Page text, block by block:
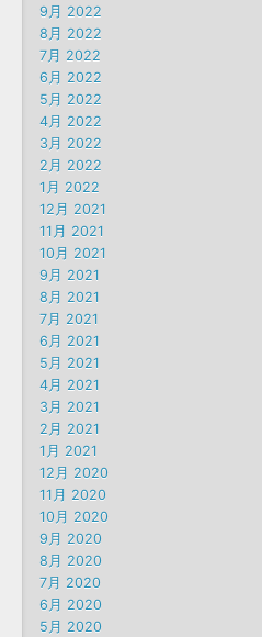
9月 2022
8月 2022
7月 2022
6月 2022
5月 2022
4月 2022
3月 2022
2月 2022
1月 2022
12月 2021
11月 2021
10月 2021
9月 2021
8月 2021
7月 2021
6月 2021
5月 2021
4月 2021
3月 2021
2月 2021
1月 2021
12月 2020
11月 2020
10月 2020
9月 2020
8月 2020
7月 2020
6月 2020
5月 2020